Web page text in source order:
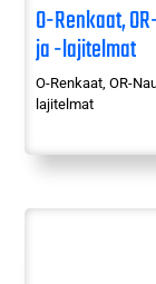
O-Renkaat,
ja -lajitelmat
O-Renkaat, OR-
lajitelmat